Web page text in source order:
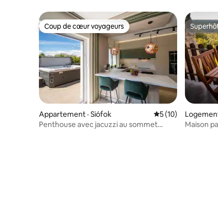
Coup de cœur voyageurs
Coup de cœur voyageurs
Appartement · Siófok Note moyenne de
5 (10)
Penthouse avec jacuzzi au sommet
Maison